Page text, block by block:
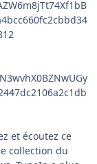
et écoutez ce
collection du